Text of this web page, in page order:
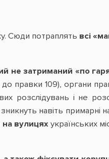
Сюди потраплять всі
не затриманий «по
до правки 109), органи
розслідувань і не
навіть примарні
на вулицяхукраїнських